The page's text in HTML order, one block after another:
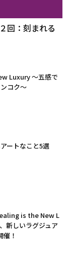
回：刻まれる
Luxury ～五感で
コク～
ートなこと5選
is the New L
新しいラグジュア
！